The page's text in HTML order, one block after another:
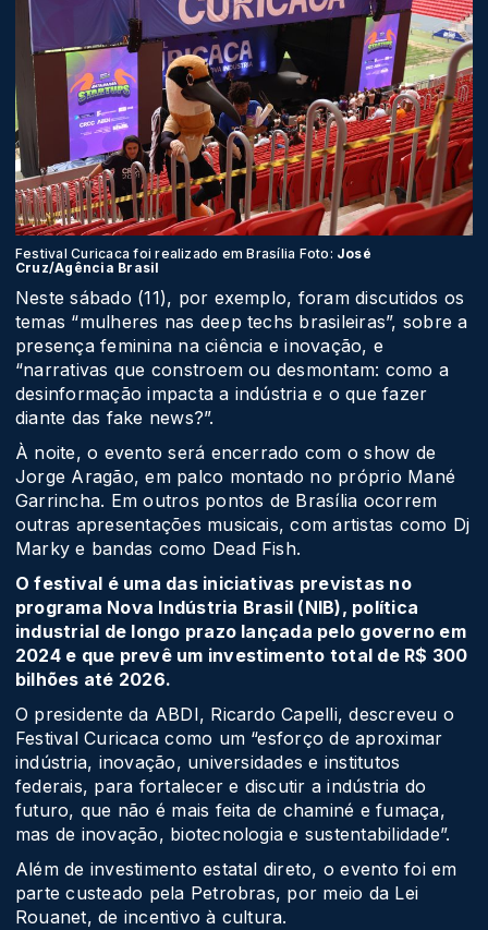
Festival Curicaca foi realizado em Brasília Foto: José
Cruz/Agência Brasil
Neste sábado (11), por exemplo, foram discutidos os
temas “mulheres nas deep techs brasileiras”, sobre a
presença feminina na ciência e inovação, e
“narrativas que constroem ou desmontam: como a
desinformação impacta a indústria e o que fazer
diante das fake news?”.
À noite, o evento será encerrado com o show de
Jorge Aragão, em palco montado no próprio Mané
Garrincha. Em outros pontos de Brasília ocorrem
outras apresentações musicais, com artistas como Dj
Marky e bandas como Dead Fish.
O festival é uma das iniciativas previstas no
programa Nova Indústria Brasil (NIB), política
industrial de longo prazo lançada pelo governo em
2024 e que prevê um investimento total de R$ 300
bilhões até 2026.
O presidente da ABDI, Ricardo Capelli, descreveu o
Festival Curicaca como um “esforço de aproximar
indústria, inovação, universidades e institutos
federais, para fortalecer e discutir a indústria do
futuro, que não é mais feita de chaminé e fumaça,
mas de inovação, biotecnologia e sustentabilidade”.
Além de investimento estatal direto, o evento foi em
parte custeado pela Petrobras, por meio da Lei
Rouanet, de incentivo à cultura.